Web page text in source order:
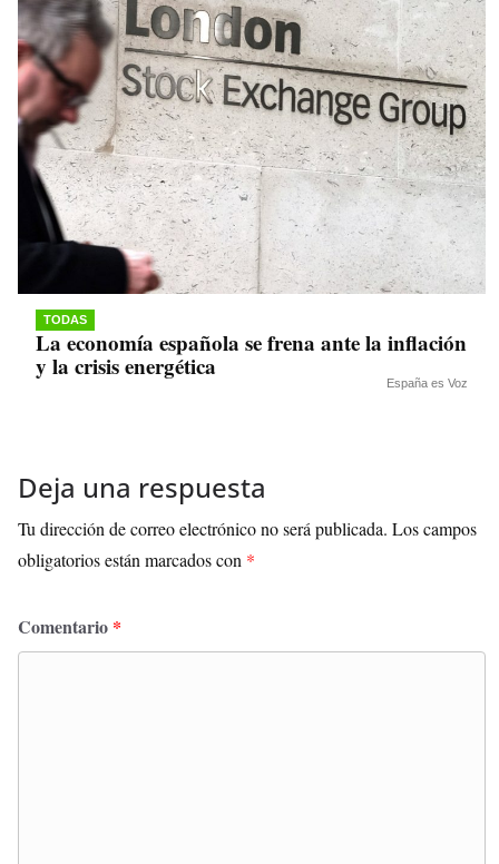
TODAS
La economía española se frena ante la inflación
y la crisis energética
España es Voz
Deja una respuesta
Tu dirección de correo electrónico no será publicada. Los campos
obligatorios están marcados con *
Comentario *